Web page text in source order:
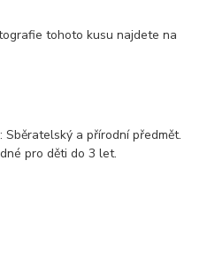
tohoto kusu najdete na
: Sběratelský a přírodní předmět.
pro děti do 3 let.